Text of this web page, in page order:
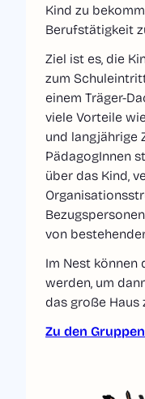
Kind zu
Berufstätigkeit
Ziel ist es, die
zum
einem Träger-
viele Vorteile
und langjährige
PädagogInnen
über das Kind,
von
Im Nest können
werden, um
das große Haus
Zu den Gruppen